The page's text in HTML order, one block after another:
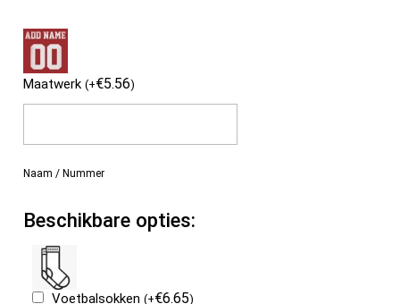
Maatwerk(+€5.56)
Naam / Nummer
Beschikbare opties:
Voetbalsokken(+€6.65)